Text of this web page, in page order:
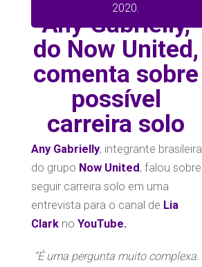
2020.
Any Gabrielly,
do Now United,
comenta sobre
possível
carreira solo
Any Gabrielly, integrante brasileira
do grupo Now United, falou sobre
seguir carreira solo em uma
entrevista para o canal de Lia
Clarkno YouTube.
“É uma pergunta muito complexa.